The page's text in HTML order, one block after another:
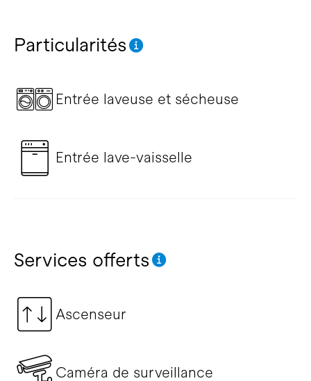
Particularités
Entrée laveuse et sécheuse
Entrée lave-vaisselle
Services offerts
Ascenseur
Caméra de surveillance